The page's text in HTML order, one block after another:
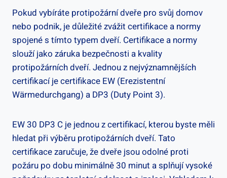
Pokud vybíráte protipožární dveře pro svůj domov
nebo podnik, je důležité zvážit certifikace a normy
spojené s tímto typem dveří. Certifikace a normy
slouží jako záruka bezpečnosti a kvality
protipožárních dveří. Jednou z nejvýznamnějších
certifikací je certifikace EW (Erezistentní
Wärmedurchgang) a DP3 (Duty Point 3).
EW 30 DP3 C je jednou z certifikací, kterou byste měli
hledat při výběru protipožárních dveří. Tato
certifikace zaručuje, že dveře jsou odolné proti
požáru po dobu minimálně 30 minut a splňují vysoké